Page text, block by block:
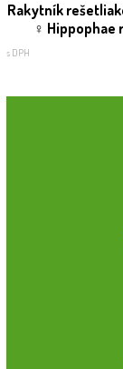
Rakytník
♀ Hippophae
s DPH